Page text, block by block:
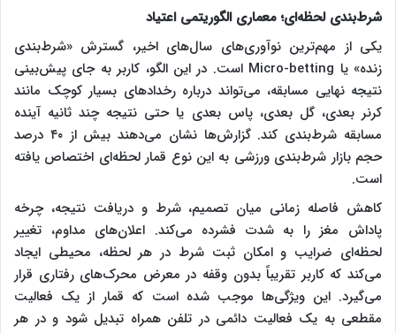
شرط‌بندی لحظه‌ای؛ معماری الگوریتمی اعتیاد
یکی از مهم‌ترین نوآوری‌های سال‌های اخیر، گسترش «شرط‌بندی
زنده» یا Micro-betting است. در این الگو، کاربر به جای پیش‌بینی
نتیجه نهایی مسابقه، می‌تواند درباره رخدادهای بسیار کوچک مانند
کرنر بعدی، گل بعدی، پاس بعدی یا حتی نتیجه چند ثانیه آینده
مسابقه شرط‌بندی کند. گزارش‌ها نشان می‌دهند بیش از ۴۰ درصد
حجم بازار شرط‌بندی ورزشی به این نوع قمار لحظه‌ای اختصاص یافته
است.
کاهش فاصله زمانی میان تصمیم، شرط و دریافت نتیجه، چرخه
پاداش مغز را به شدت فشرده می‌کند. اعلان‌های مداوم، تغییر
لحظه‌ای ضرایب و امکان ثبت شرط در هر لحظه، محیطی ایجاد
می‌کند که کاربر تقریباً بدون وقفه در معرض محرک‌های رفتاری قرار
می‌گیرد. این ویژگی‌ها موجب شده است که قمار از یک فعالیت
مقطعی به یک فعالیت دائمی در تلفن همراه تبدیل شود و در هر